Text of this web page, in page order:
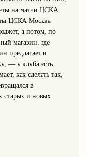
на матчи ЦСКА
ЦСКА Москва
а потом, по
магазин, где
предлагает и
— у клуба есть
как сделать так,
в
старых и новых